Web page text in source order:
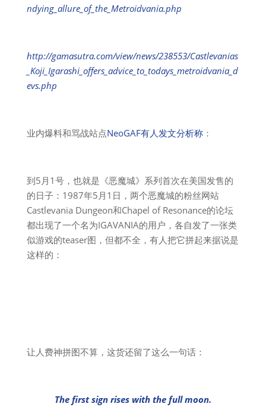
ndying_allure_of_the_Metroidvania.php
http://gamasutra.com/view/news/238553/Castlevanias
_Koji_Igarashi_offers_advice_to_todays_metroidvania_d
evs.php
业内爆料和骂战站点NeoGAF有人发文分析称：
到5月1号，也就是《恶魔城》系列首次在美国发售的
的日子：1987年5月1日，两个恶魔城的粉丝网站
Castlevania Dungeon和Chapel of Resonance的论坛
都出现了一个名为IGAVANIA的用户，各自发了一张类
似游戏的teaser图，但都不全，有人把它拼起来据说是
这样的：
让人费神拼图不算，这货还留了这么一句话：
The first sign rises with the full moon.